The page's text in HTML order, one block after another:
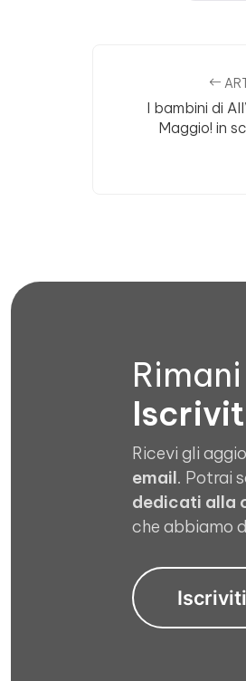
I bambini di
Maggio! in
Ricevi gli
email. Potrai
dedicati alla
che abbiamo
Iscriviti